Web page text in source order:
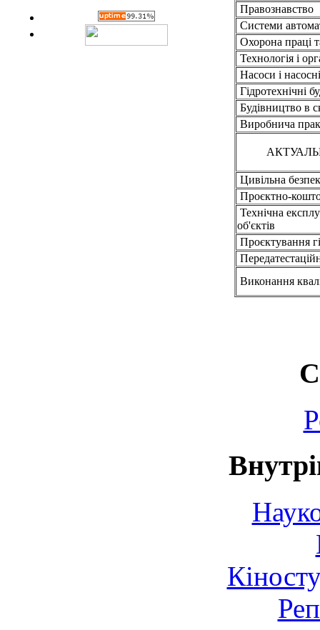
Правознавство
Системи
Охорона праці
Технологія і
Насоси і
Гідротехнічні
Будівництво в
Виробнича
Цивільна
Проєктно-
Технічна
об'єктів
Проєктування
Виконання